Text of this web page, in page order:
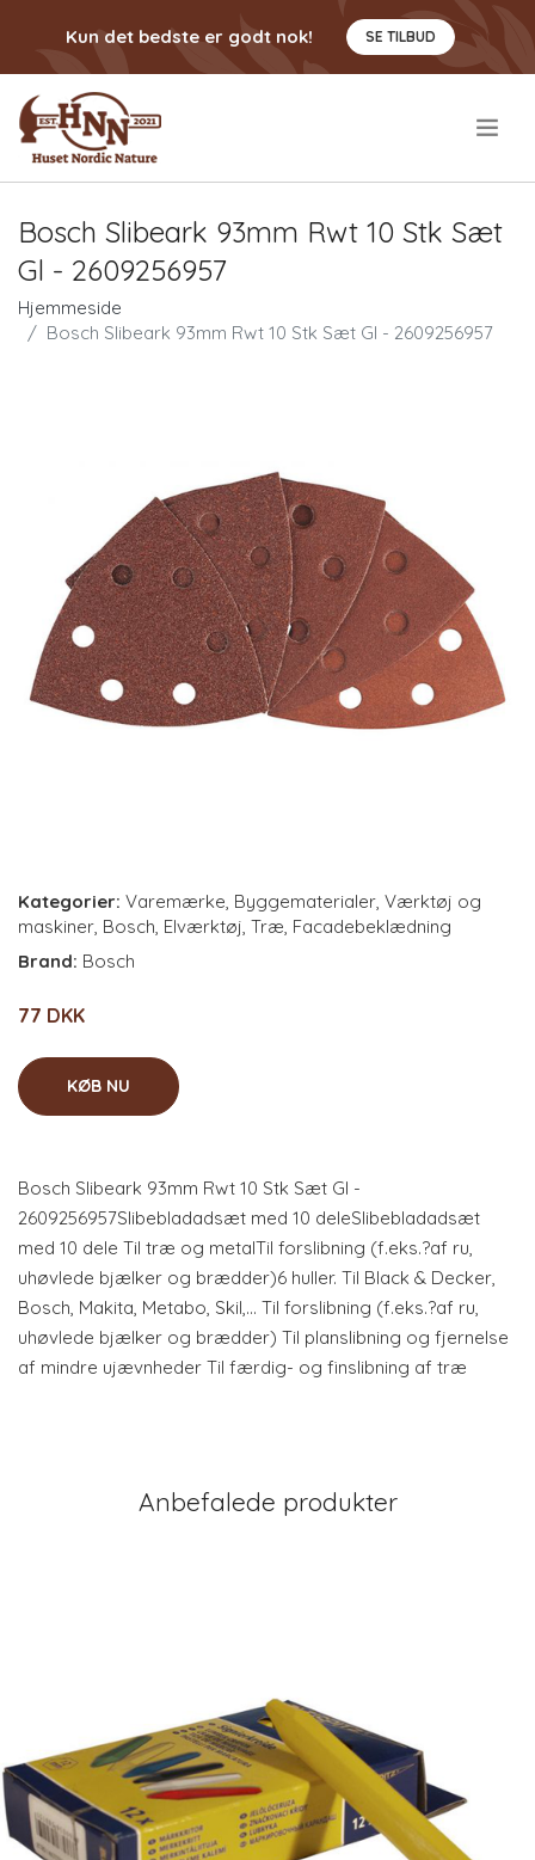
Kun det bedste er godt nok! SE TILBUD
Bosch Slibeark 93mm Rwt 10 Stk Sæt
Gl - 2609256957
Hjemmeside
Bosch Slibeark 93mm Rwt 10 Stk Sæt Gl - 2609256957
Kategorier: Varemærke, Byggematerialer, Værktøj og
maskiner, Bosch, Elværktøj, Træ, Facadebeklædning
Brand: Bosch
77 DKK
KØB NU
Bosch Slibeark 93mm Rwt 10 Stk Sæt Gl -
2609256957Slibebladadsæt med 10 deleSlibebladadsæt
med 10 dele Til træ og metalTil forslibning (f.eks.?af ru,
uhøvlede bjælker og brædder)6 huller. Til Black & Decker,
Bosch, Makita, Metabo, Skil,… Til forslibning (f.eks.?af ru,
uhøvlede bjælker og brædder) Til planslibning og fjernelse
af mindre ujævnheder Til færdig- og finslibning af træ
Anbefalede produkter